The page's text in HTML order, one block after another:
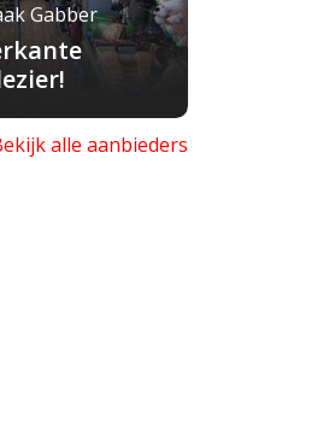
Gabber
alle aanbieders